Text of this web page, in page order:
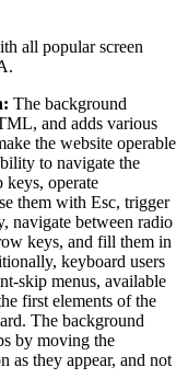
all popular screen
The background
and adds various
the website operable
to navigate the
keys, operate
them with Esc, trigger
navigate between radio
keys, and fill them in
keyboard users
skip menus, available
first elements of the
The background
by moving the
as they appear, and not